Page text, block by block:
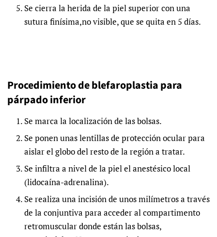
Se cierra la herida de la piel superior con una
sutura finísima,no visible, que se quita en 5 días.
Procedimiento de blefaroplastia para
párpado inferior
Se marca la localización de las bolsas.
Se ponen unas lentillas de protección ocular para
aislar el globo del resto de la región a tratar.
Se infiltra a nivel de la piel el anestésico local
(lidocaína-adrenalina).
Se realiza una incisión de unos milímetros a través
de la conjuntiva para acceder al compartimento
retromuscular donde están las bolsas,